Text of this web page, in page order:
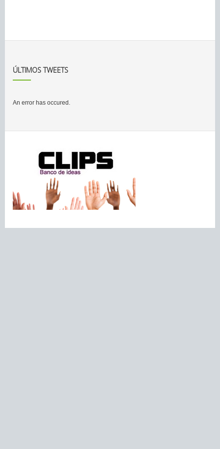
ÚLTIMOS TWEETS
An error has occured.